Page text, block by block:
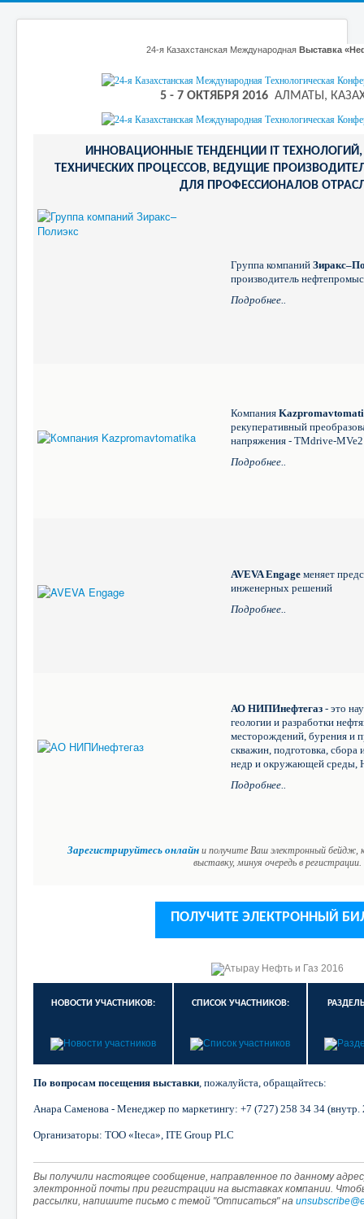
24-я Казахстанская Международная Выставка
5 - 7 ОКТЯБРЯ 2016 АЛМАТЫ,
ИННОВАЦИОННЫЕ ТЕНДЕНЦИИ IT
ТЕХНИЧЕСКИХ ПРОЦЕССОВ, ВЕДУЩИЕ
ДЛЯ ПРОФЕССИОНАЛОВ
Группа компаний
производитель
Подробнее..
Компания
рекуперативный
напряжения - TMdrive-MVe2
Подробнее..
AVEVA Engage меняет
инженерных решений
Подробнее..
АО НИПИнефтегаз - это
геологии и разработки
месторождений, бурения и
скважин, подготовка, сбора
недр и окружающей
Подробнее..
Зарегистрируйтесь онлайн и получите Ваш электронный бейдж,
выставку, минуя очередь в регистрации.
ПОЛУЧИТЕ ЭЛЕКТРОННЫЙ
НОВОСТИ УЧАСТНИКОВ: СПИСОК УЧАСТНИКОВ:
По вопросам посещения выставки, пожалуйста, обращайтесь:
Анара Саменова - Менеджер по маркетингу: +7 (727) 258 34 34 (внутр.
Организаторы: ТОО «Iteca», ITE Group PLC
Вы получили настоящее сообщение, направленное по данному
электронной почты при регистрации на выставках компании.
рассылки, напишите письмо с темой "Отписаться" на